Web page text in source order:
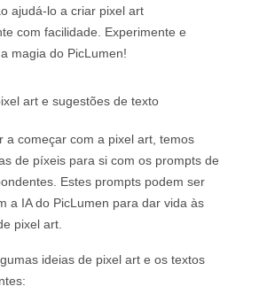
ajudá-lo a criar pixel art
com facilidade. Experimente e
magia do PicLumen!
art e sugestões de texto
a começar com a pixel art, temos
de píxeis para si com os prompts de
Estes prompts podem ser
a IA do PicLumen para dar vida às
pixel art.
ideias de pixel art e os textos